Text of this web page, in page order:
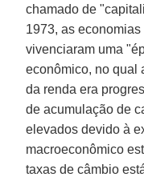
chamado de
1973, as
vivenciaram uma
econômico, no qual
da renda era
de acumulação de
elevados devido à
macroeconômico
taxas de câmbio